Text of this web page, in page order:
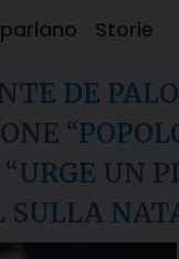
Storie
DE
“URGE UN